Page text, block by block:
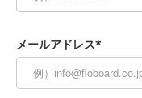
メールアドレス*